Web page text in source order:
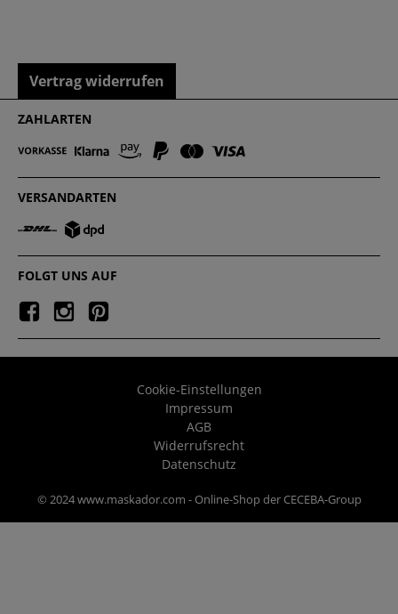
Vertrag widerrufen
ZAHLARTEN
VERSANDARTEN
FOLGT UNS AUF
Cookie-Einstellungen
Impressum
AGB
Widerrufsrecht
Datenschutz
© 2024 www.maskador.com - Online-Shop der CECEBA-Group